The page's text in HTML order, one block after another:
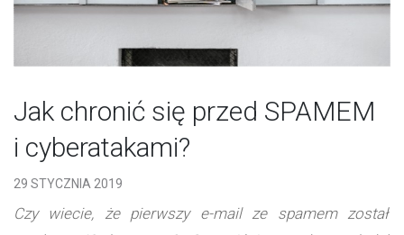
Jak chronić się przed SPAMEM
i cyberatakami?
29 STYCZNIA 2019
Czy wiecie, że pierwszy e-mail ze spamem został